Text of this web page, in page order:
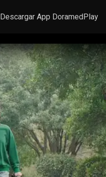
Descargar App DoramedPlay